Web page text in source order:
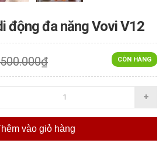
động đa năng Vovi V12
CÒN HÀNG
vào giỏ hàng